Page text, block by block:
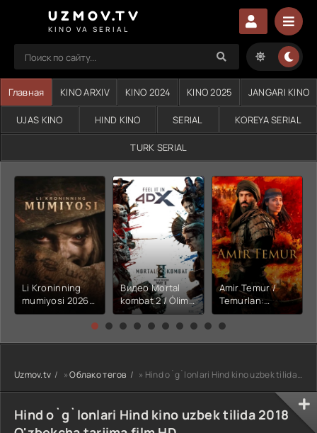
UZMOV.TV
KINO VA SERIAL
Главная KINO ARXIV KINO 2024 KINO 2025 JANGARI KINO
UJAS KINO HIND KINO SERIAL KOREYA SERIAL
TURK SERIAL
Li Kroninning
mumiyosi 2026
(uzbek tilida
kino) tarjima HD
Видео Mortal
kombat 2 / Ólim
jangi 2 (2026)
Uzbek tilida
Amir Temur /
Temurlan:
Fathchining
yuksalishi
tarjima kino Full
HD tas-ix
Uzmov.tv »Облако тегов » Hind o`g`lonlari Hind kino uzbek tilida 2018 O'zbekcha tarjima film HD
Hind o`g`lonlari Hind kino uzbek tilida 2018